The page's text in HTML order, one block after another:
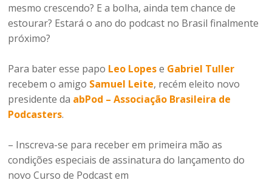
mesmo crescendo? E a bolha, ainda tem chance de
estourar? Estará o ano do podcast no Brasil finalmente
próximo?
Para bater esse papo Leo Lopese Gabriel Tuller
recebem o amigo Samuel Leite, recém eleito novo
presidente da abPod – Associação Brasileira de
Podcasters.
– Inscreva-se para receber em primeira mão as
condições especiais de assinatura do lançamento do
novo Curso de Podcast em